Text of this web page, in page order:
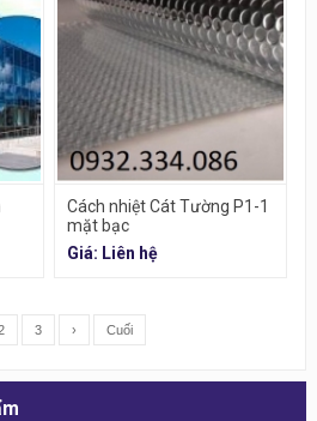
Cách nhiệt Cát Tường P1-1
mặt bạc
Giá: Liên hệ
3 › Cuối